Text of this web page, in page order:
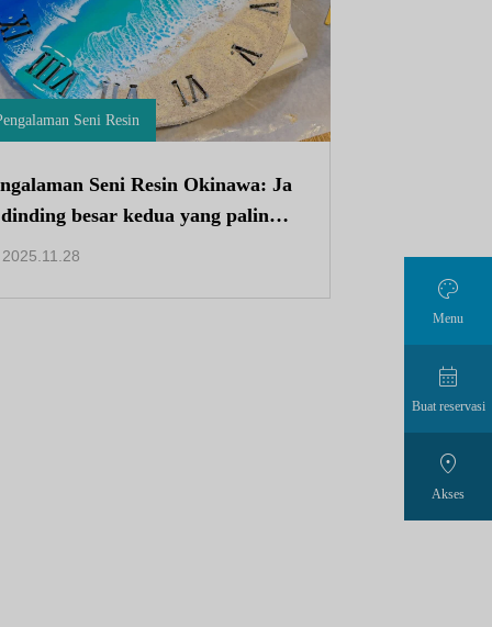
Seni Resin
Seni Resin Okinawa: Ja
besar kedua yang paling p
untuk mempercantik rumah
2025.11.28

Menu

Buat reservasi

Akses